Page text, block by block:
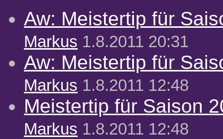
Aw: Meistertip für
Markus 1.8.2011 20:31
Aw: Meistertip für
Markus 1.8.2011 12:48
Meistertip für Saison
Markus 1.8.2011 12:48